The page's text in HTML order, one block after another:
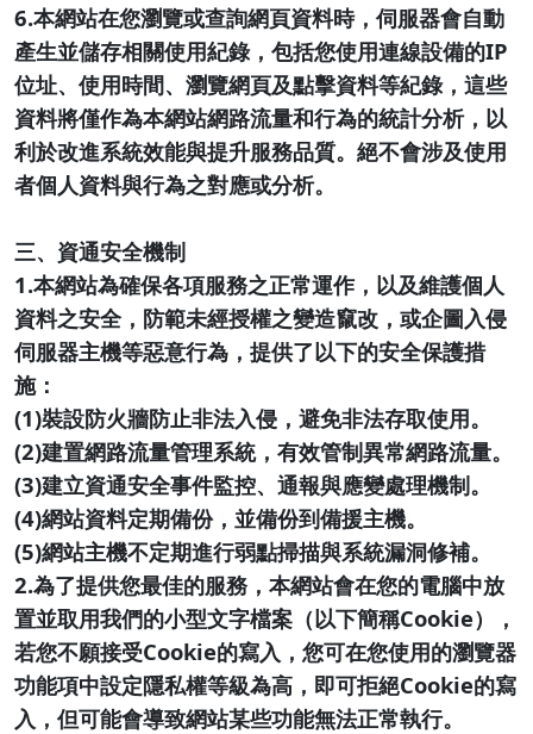
6.本網站在您瀏覽或查詢網頁資料時，伺服器會自動
產生並儲存相關使用紀錄，包括您使用連線設備的IP
位址、使用時間、瀏覽網頁及點擊資料等紀錄，這些
資料將僅作為本網站網路流量和行為的統計分析，以
利於改進系統效能與提升服務品質。絕不會涉及使用
者個人資料與行為之對應或分析。
三、資通安全機制
1.本網站為確保各項服務之正常運作，以及維護個人
資料之安全，防範未經授權之變造竄改，或企圖入侵
伺服器主機等惡意行為，提供了以下的安全保護措
施：
(1)裝設防火牆防止非法入侵，避免非法存取使用。
(2)建置網路流量管理系統，有效管制異常網路流量。
(3)建立資通安全事件監控、通報與應變處理機制。
(4)網站資料定期備份，並備份到備援主機。
(5)網站主機不定期進行弱點掃描與系統漏洞修補。
2.為了提供您最佳的服務，本網站會在您的電腦中放
置並取用我們的小型文字檔案（以下簡稱Cookie），
若您不願接受Cookie的寫入，您可在您使用的瀏覽器
功能項中設定隱私權等級為高，即可拒絕Cookie的寫
入，但可能會導致網站某些功能無法正常執行。